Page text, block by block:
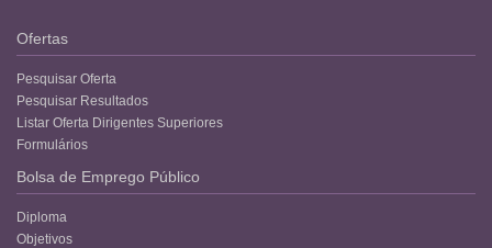
Ofertas
Pesquisar Oferta
Pesquisar Resultados
Listar Oferta Dirigentes Superiores
Formulários
Bolsa de Emprego Público
Diploma
Objetivos